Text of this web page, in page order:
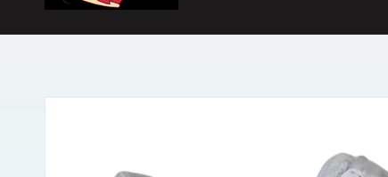
Passer aux